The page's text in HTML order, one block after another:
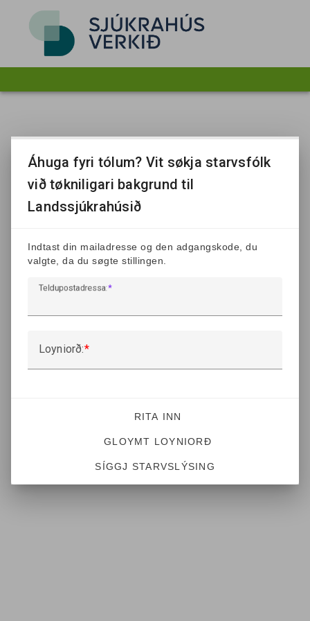
Áhuga fyri tólum? Vit søkja starvsfólk
við tøkniligari bakgrund til
Landssjúkrahúsið
Indtast din mailadresse og den adgangskode, du
valgte, da du søgte stillingen.
Teldupostadressa:
Loyniorð:
SÍGGJ STARVSLÝSING
GLOYMT LOYNIORÐ
RITA INN